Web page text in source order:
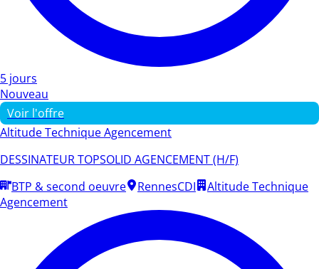
5 jours
Nouveau
Voir l'offre
Altitude Technique Agencement
DESSINATEUR TOPSOLID AGENCEMENT (H/F)
BTP & second oeuvre
RennesCDI
Altitude Technique
Agencement